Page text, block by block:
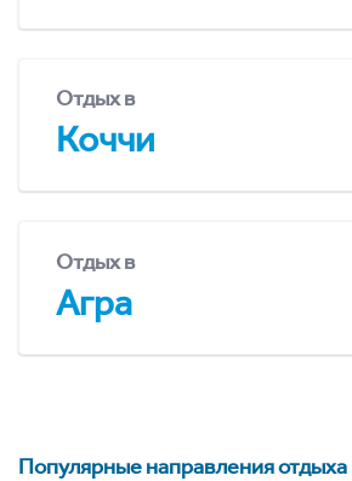
Отдых в
Коччи
Отдых в
Агра
Популярные направления отдыха